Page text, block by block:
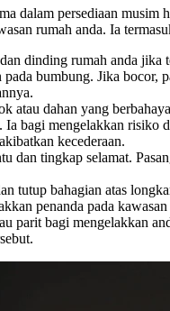
dalam persediaan musim
rumah anda. Ia
dinding rumah anda jika
pada bumbung. Jika bocor,
atau dahan yang
Ia bagi mengelakkan risiko
kecederaan.
dan tingkap selamat.
tutup bahagian atas
penanda pada kawasan
parit bagi mengelakkan